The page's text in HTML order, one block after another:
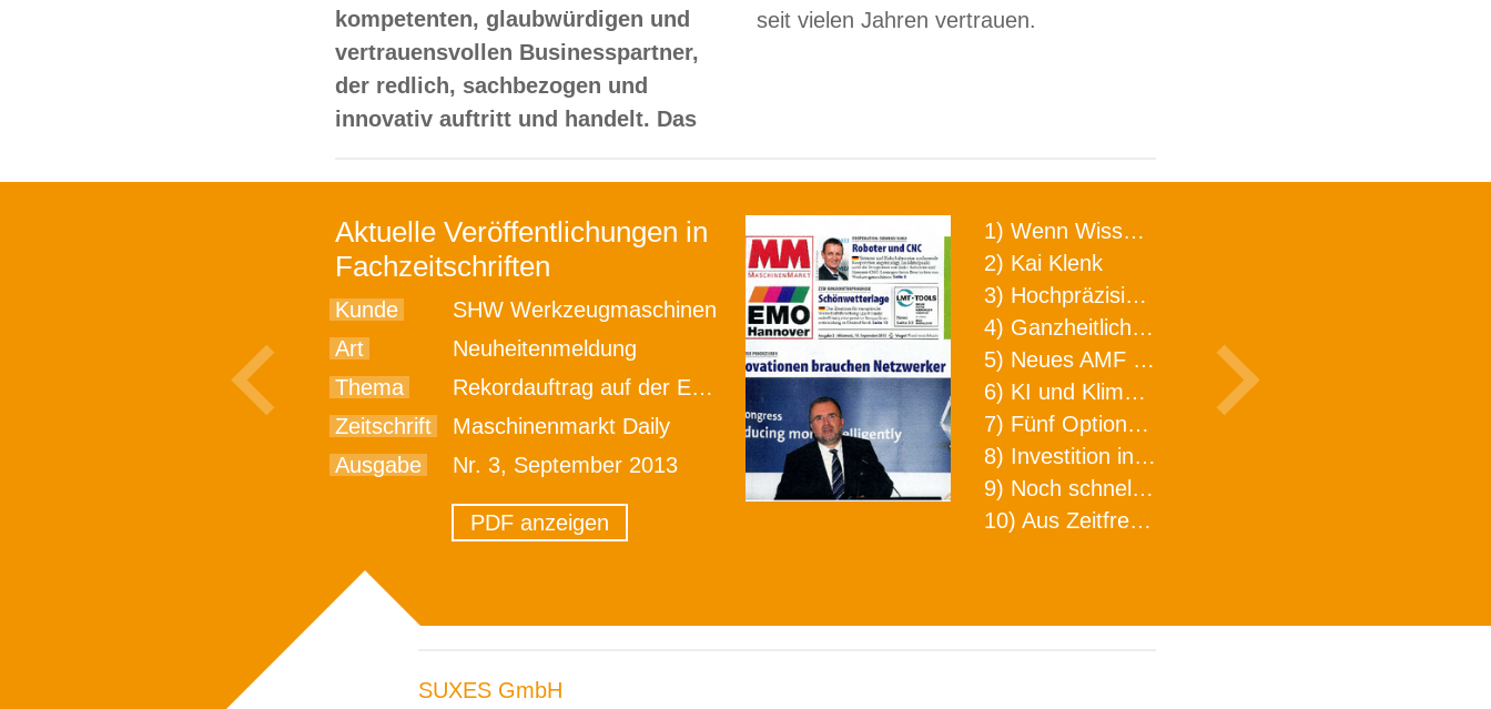
kompetenten, glaubwürdigen und
vertrauensvollen Businesspartner,
der redlich, sachbezogen und
innovativ auftritt und handelt. Das
seit vielen Jahren vertrauen.
Aktuelle Veröffentlichungen in
Fachzeitschriften
Kunde
SHW Werkzeugmaschinen
Art
Neuheitenmeldung
Thema
Rekordauftrag auf der EMO
Zeitschrift
Maschinenmarkt Daily
Ausgabe
Nr. 3, September 2013
PDF anzeigen
1) Wenn Wissen geht, kann ARNO WERKZEUGE helfen
2) Kai Klenk
3) Hochpräzision in neuer Dimension
4) Ganzheitlicher Ansatz für mehr Effizienz und Produktivität in der Zerspanung
5) Neues AMF Logistikzentrum feierlich eröffnet
6) KI und Klimaschutz im Schaltanlagenbau
7) Fünf Optionen, wie man Zeitfresser in Effizienz umwandelt
8) Investition in Fellbach mit nachhaltiger Logistik und Lagerfläche
9) Noch schnellere Lieferung
10) Aus Zeitfressern wird Effizienz
SUXES GmbH